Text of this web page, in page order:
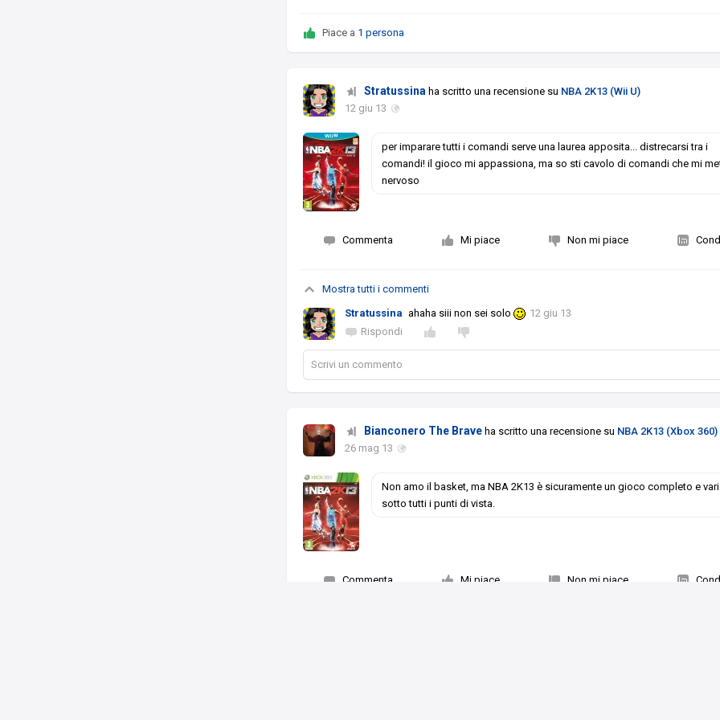
Piace a 1 persona
Stratussina ha scritto una recensione su NBA 2K13 (Wii U)
12 giu 13
per imparare tutti i comandi serve una laurea apposita... distrecarsi tra i
comandi! il gioco mi appassiona, ma so sti cavolo di comandi che mi
nervoso
Commenta Mi piace Non mi piace
Mostra tutti i commenti
Stratussina ahaha siii non sei solo
12 giu 13
Rispondi
Scrivi un commento
Bianconero The Brave ha scritto una recensione su NBA 2K13 (Xbox 360)
26 mag 13
Non amo il basket, ma NBA 2K13 è sicuramente un gioco completo e
sotto tutti i punti di vista.
Commenta Mi piace Non mi piace